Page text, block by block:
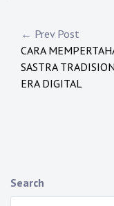
Post
← Prev Post
CARA
SASTRA
ERA DIGITAL
Search